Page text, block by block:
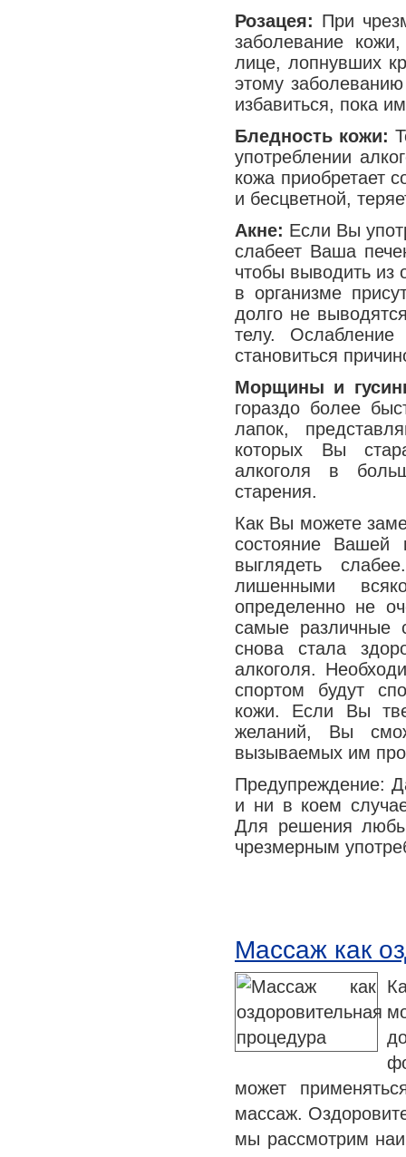
Розацея: При
заболевание
лице, лопнувших
этому
избавиться, пока
Бледность кожи:
употреблении
кожа приобретает
и бесцветной,
Акне: Если Вы
слабеет Ваша
чтобы выводить из
в организме
долго не
телу.
становиться
Морщины и
гораздо более
лапок,
которых Вы
алкоголя в
старения.
Как Вы можете
состояние Вашей
выглядеть
лишенными
определенно не
самые различные
снова стала
алкоголя.
спортом будут
кожи. Если Вы
желаний, Вы
вызываемых им
Предупреждение:
и ни в коем
Для решения
чрезмерным
Массаж как
может
массаж.
мы рассмотрим